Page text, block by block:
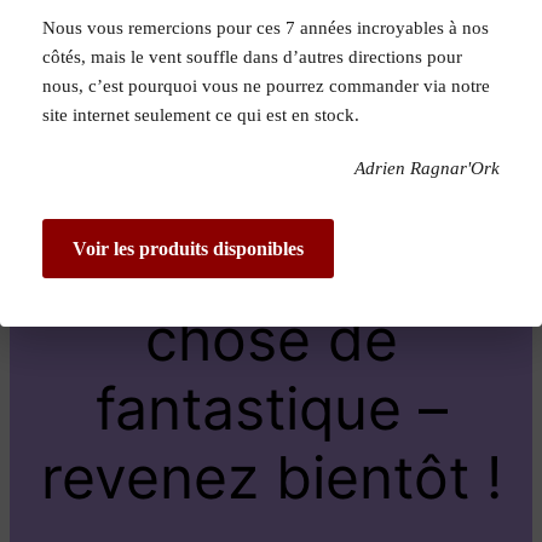
Pardon pour le
dérangement !
Nous travaillons
sur quelque
chose de
fantastique –
revenez bientôt !
Nous vous remercions pour ces 7 années incroyables à nos
côtés, mais le vent souffle dans d’autres directions pour
nous, c’est pourquoi vous ne pourrez commander via notre
site internet seulement ce qui est en stock.
Adrien Ragnar'Ork
Voir les produits disponibles